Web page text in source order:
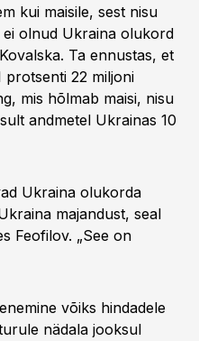
kui maisile, sest nisu
ei olnud Ukraina olukord
Ta ennustas, et
protsenti 22 miljoni
mis hõlmab maisi, nisu
andmetel Ukrainas 10
Ukraina olukorda
majandust, seal
Feofilov. „See on
võiks hindadele
nädala jooksul